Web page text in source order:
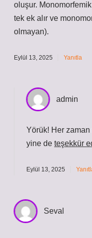
oluşur.
tek ek alır ve
olmayan).
Eylül 13, 2025 Yanıtla
admin
Yörük! Her zaman
yine de teşekkür
Eylül 13, 2025
Seval